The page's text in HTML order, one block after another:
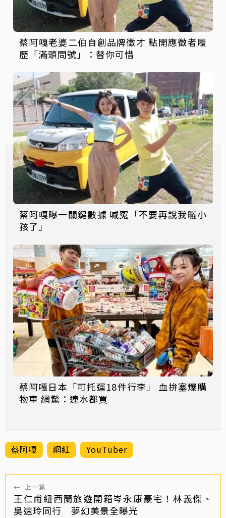
蔡阿嘎老婆二伯自創品牌徵才 點開應徵者履
歷「滿頭問號」：替你可惜
蔡阿嘎曝一關鍵數據 喊冤「不要再說我曬小
孩了」
蔡阿嘎日本「可托運18件行李」 血拚塞爆購
物車 網驚：連水都買
蔡阿嘎 網紅 YouTuber
← 上一篇
王仁甫紐西蘭旅遊開箱岑永康豪宅！林義傑、
吳速玲同行 夢幻美景全曝光